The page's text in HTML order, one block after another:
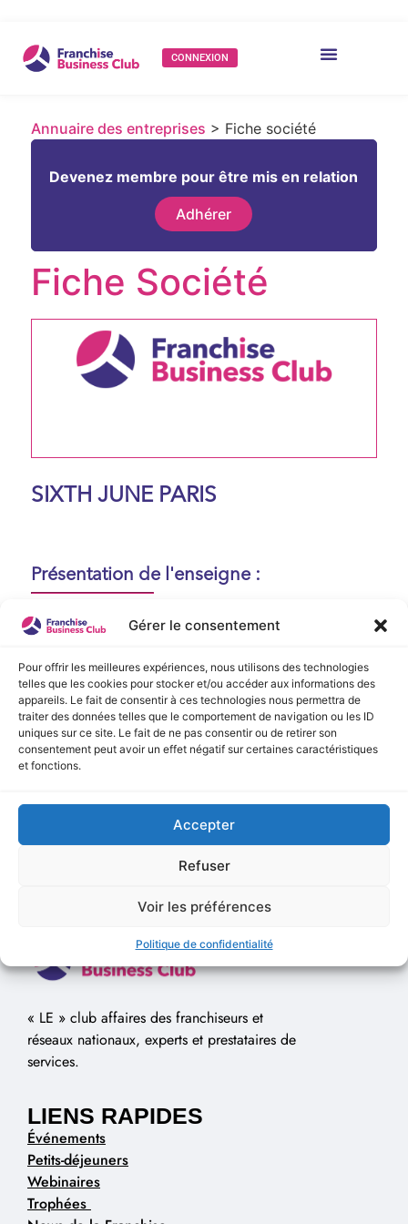
Gérer le consentement
Pour offrir les meilleures expériences, nous utilisons des technologies
telles que les cookies pour stocker et/ou accéder aux informations des
appareils. Le fait de consentir à ces technologies nous permettra de
traiter des données telles que le comportement de navigation ou les ID
uniques sur ce site. Le fait de ne pas consentir ou de retirer son
consentement peut avoir un effet négatif sur certaines caractéristiques
et fonctions.
Accepter
Refuser
Voir les préférences
Politique de confidentialité
CONNEXION
Annuaire des entreprises > Fiche société
Devenez membre pour être mis en relation
Adhérer
Fiche Société
SIXTH JUNE PARIS
Présentation de l'enseigne :
Aucune présentation n'est disponible
actuellement !
Vidéo de Présentation
Aucune vidéo disponible.
« LE » club affaires des franchiseurs et
réseaux nationaux, experts et prestataires de
services.
LIENS RAPIDES
Événements
Petits-déjeuners
Webinaires
Trophées